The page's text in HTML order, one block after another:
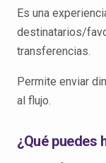
Es una
destinatarios/
transferencias.
Permite enviar
al flujo.
¿Qué puedes